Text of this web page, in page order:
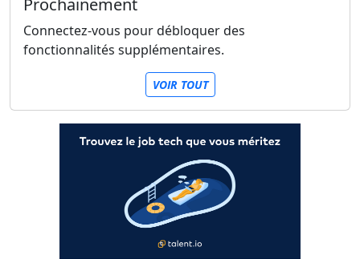
Connectez-vous pour débloquer des
fonctionnalités supplémentaires.
VOIR TOUT